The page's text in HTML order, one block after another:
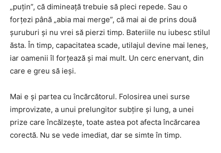
„puțin”, că dimineață trebuie să pleci repede. Sau o
forțezi până „abia mai merge”, că mai ai de prins două
șuruburi și nu vrei să pierzi timp. Bateriile nu iubesc stilul
ăsta. În timp, capacitatea scade, utilajul devine mai leneș,
iar oamenii îl forțează și mai mult. Un cerc enervant, din
care e greu să ieși.
Mai e și partea cu încărcătorul. Folosirea unei surse
improvizate, a unui prelungitor subțire și lung, a unei
prize care încălzește, toate astea pot afecta încărcarea
corectă. Nu se vede imediat, dar se simte în timp.